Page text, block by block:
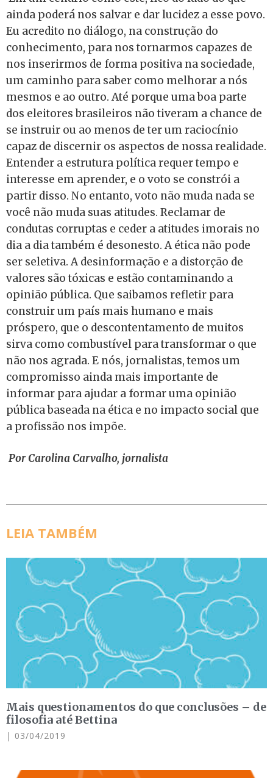
ainda poderá nos salvar e dar lucidez a esse povo.
Eu acredito no diálogo, na construção do
conhecimento, para nos tornarmos capazes de
nos inserirmos de forma positiva na sociedade,
um caminho para saber como melhorar a nós
mesmos e ao outro. Até porque uma boa parte
dos eleitores brasileiros não tiveram a chance de
se instruir ou ao menos de ter um raciocínio
capaz de discernir os aspectos de nossa realidade.
Entender a estrutura política requer tempo e
interesse em aprender, e o voto se constrói a
partir disso. No entanto, voto não muda nada se
você não muda suas atitudes. Reclamar de
condutas corruptas e ceder a atitudes imorais no
dia a dia também é desonesto. A ética não pode
ser seletiva. A desinformação e a distorção de
valores são tóxicas e estão contaminando a
opinião pública. Que saibamos refletir para
construir um país mais humano e mais
próspero, que o descontentamento de muitos
sirva como combustível para transformar o que
não nos agrada. E nós, jornalistas, temos um
compromisso ainda mais importante de
informar para ajudar a formar uma opinião
pública baseada na ética e no impacto social que
a profissão nos impõe.
Por Carolina Carvalho, jornalista
LEIA TAMBÉM
Mais questionamentos do que conclusões – de
filosofia até Bettina
03/04/2019